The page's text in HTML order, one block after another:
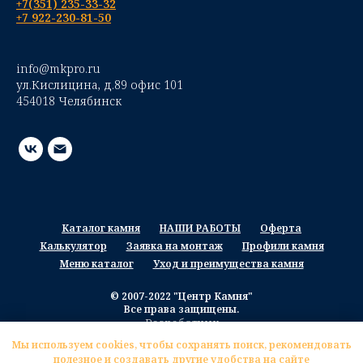
+7(351) 235-33-32
+7 922-230-81-50
info@mkpro.ru
ул.Кислицина, д.89 офис 101
454018 Челябинск
Мы используем cookies, чтобы сохранять поиск, рекомендовать
полезное и создавать другие удобства на сайте
Каталог камня НАШИ РАБОТЫ
Оферта
Калькулятор
Заявка на монтаж
Профили камня
Меню каталог
Уход и преимущества камня
© 2007-2022 "Центр Камня"
Все права защищены.
Разработчик